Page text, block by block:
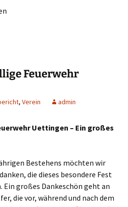
Feuerwehr
, Verein admin
Uettingen – Ein großes
Bestehens möchten wir
die dieses besondere Fest
großes Dankeschön geht an
die vor, während und nach dem